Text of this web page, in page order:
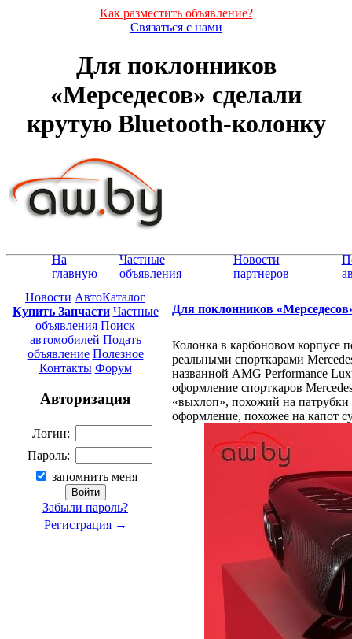
Как разместить объявление?
Связаться с нами
Для поклонников
«Мерседесов» сделали
крутую Bluetooth-колонку
На
главную
Частные
объявления
Новости
партнеров
Новости АвтоКаталог
Купить Запчасти Частные
объявления Поиск
автомобилей Подать
объявление Полезное
Контакты Форум
Авторизация
Логин:
Пароль:
запомнить меня
Забыли пароль?
Регистрация →
Для поклонников
Колонка в карбоновом корпусе
реальными спорткарами
названной AMG Performance
оформление спорткаров
«выхлоп», похожий на патрубки
оформление, похожее на капот